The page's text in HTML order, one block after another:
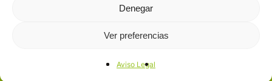
Denegar
Ver preferencias
Aviso Legal